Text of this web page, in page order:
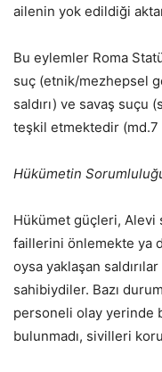
ailenin yok edildiği
Bu eylemler Roma
suç (etnik/mezhepsel
saldırı) ve savaş suçu
teşkil etmektedir (md.7
Hükümetin
Hükümet güçleri, Alevi
faillerini önlemekte ya
oysa yaklaşan
sahibiydiler. Bazı
personeli olay yerinde
bulunmadı, sivilleri